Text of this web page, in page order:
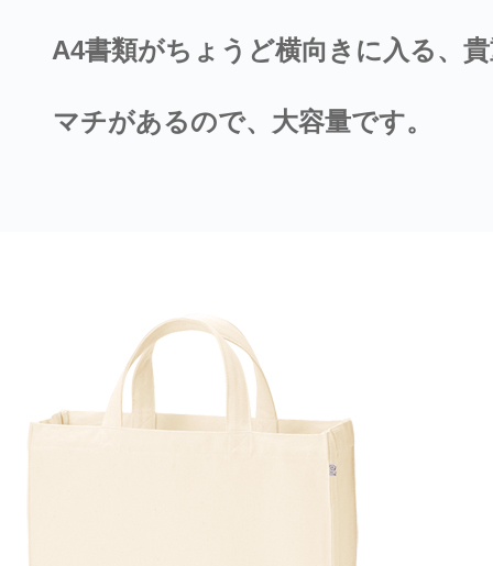
A4書類がちょうど横向きに入る、貴
マチがあるので、大容量です。